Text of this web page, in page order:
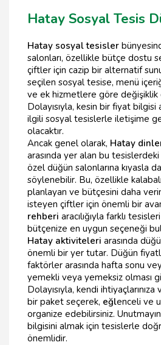
Hatay Sosyal Tesis
Hatay sosyal tesisler
salonları, özellikle bütçe dostu
çiftler için cazip bir alternatif
seçilen sosyal tesise, menü
ve ek hizmetlere göre değişiklik
Dolayısıyla, kesin bir fiyat
ilgili sosyal tesislerle iletişime
olacaktır.
Ancak genel olarak, Hatay
arasında yer alan bu tesislerdeki
özel düğün salonlarına kıyasla
söylenebilir. Bu, özellikle
planlayan ve bütçesini daha
isteyen çiftler için önemli bir
rehberi aracılığıyla farklı
bütçenize en uygun seçeneği
Hatay aktiviteleri arasında
önemli bir yer tutar. Düğün
faktörler arasında hafta sonu
yemekli veya yemeksiz olması
Dolayısıyla, kendi
bir paket seçerek, eğlenceli ve
organize edebilirsiniz.
bilgisini almak için tesislerle
önemlidir.